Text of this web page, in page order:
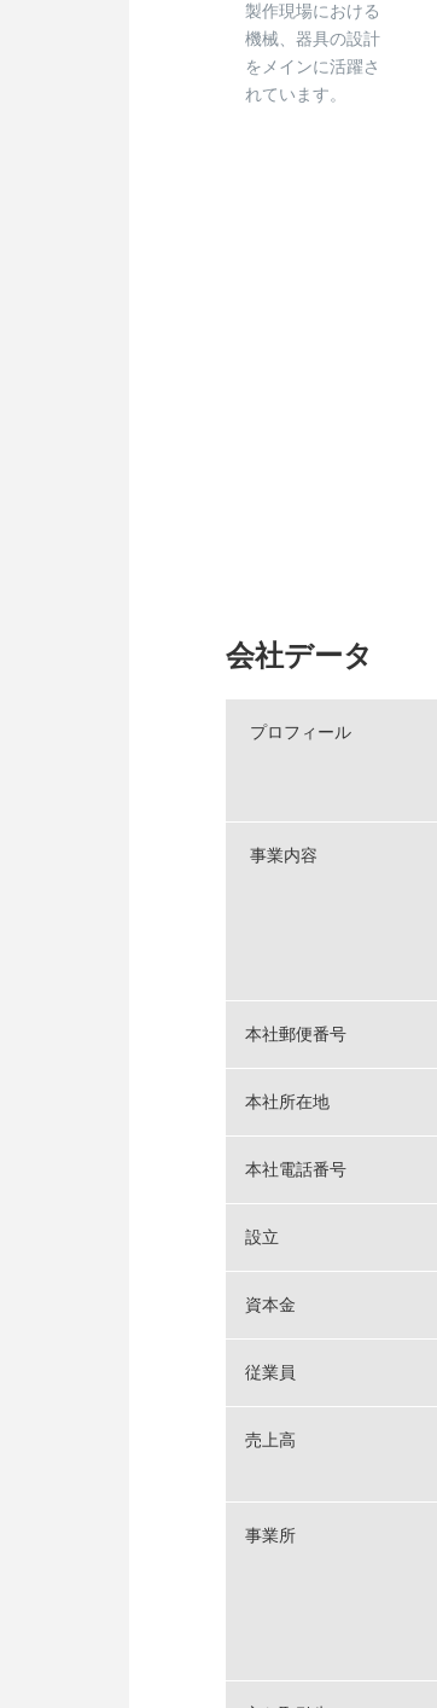
製作現場における
機械、器具の設計
をメインに活躍さ
れています。
会社データ
プロフィール
事業内容
本社郵便番号
本社所在地
本社電話番号
設立
資本金
従業員
売上高
事業所